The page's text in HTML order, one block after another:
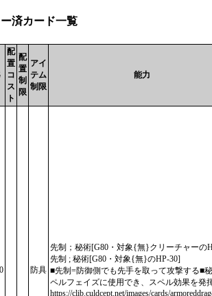
済カード一覧
配
置
コ
ス
ト
配
置
制
限
アイ
テム
制限
能力
防具
先制；秘術[G80・対象{無}クリーチャーの
先制 ; 秘術[G80・対象{無}のHP-30]
■先制=防御側でも先手を取って攻撃する■
ペルフェイズに使用でき、スペル効果を発
https://clib.culdcept.net/images/cards/